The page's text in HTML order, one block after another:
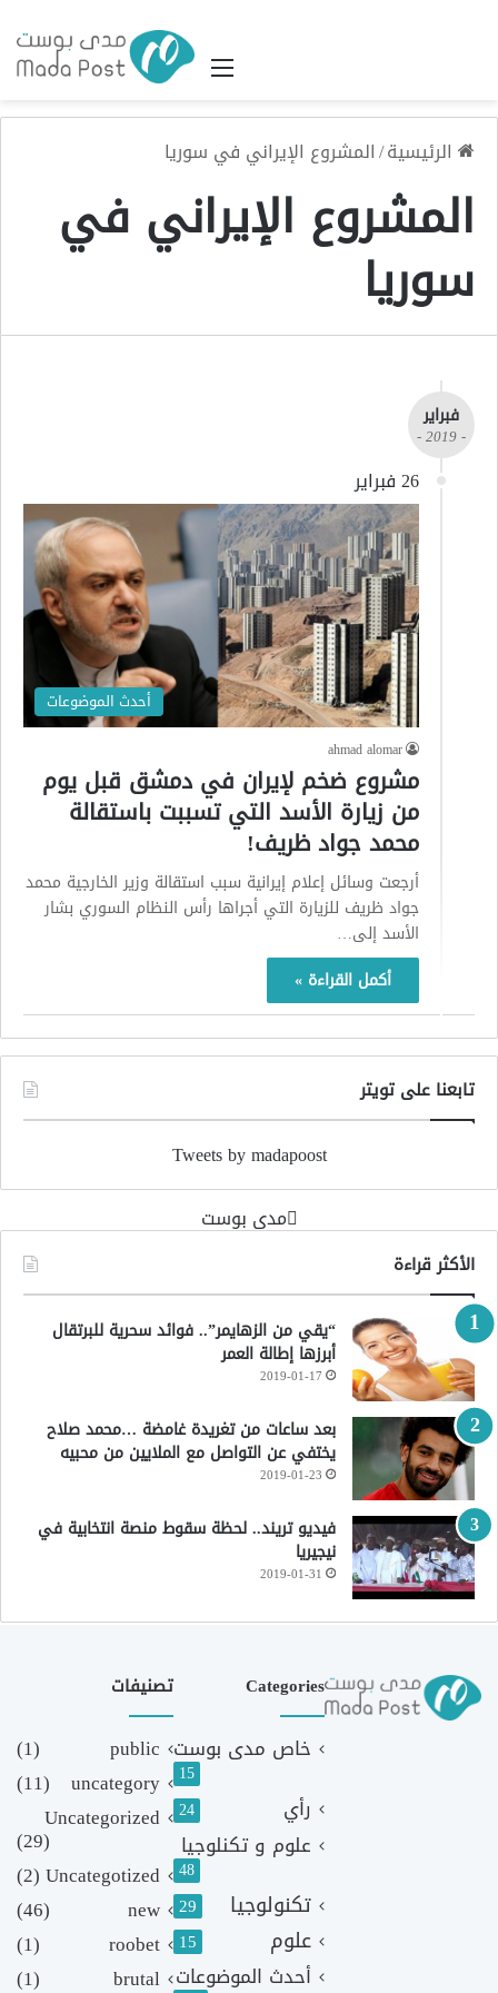
القائمة
الرئيسية/المشروع الإيراني في سوريا
المشروع الإيراني في
سوريا
فبراير
- 2019 -
26 فبراير
أحدث الموضوعات
ahmad alomar
مشروع ضخم لإيران في دمشق قبل يوم
من زيارة الأسد التي تسببت باستقالة
محمد جواد ظريف!
أرجعت وسائل إعلام إيرانية سبب استقالة وزير الخارجية محمد
جواد ظريف للزيارة التي أجراها رأس النظام السوري بشار
الأسد إلى…
أكمل القراءة »
تابعنا على تويتر
Tweets by madapoost
‏مدى بوست‏
الأكثر قراءة
“يقي من الزهايمر”.. فوائد سحرية للبرتقال
أبرزها إطالة العمر
2019-01-17
بعد ساعات من تغريدة غامضة …محمد صلاح
يختفي عن التواصل مع الملايين من محبيه
2019-01-23
فيديو تريند.. لحظة سقوط منصة انتخابية في
نيجيريا
2019-01-31
Categories
خاص مدى بوست
15
رأي 24
علوم و تكنلوجيا
48
تكنولوجيا 29
علوم 15
أحدث الموضوعات
تصنيفات
public
(1)
uncategory
(11)
Uncategorized
(29)
Uncategotized
(2)
new
(46)
roobet
(1)
brutal
(1)